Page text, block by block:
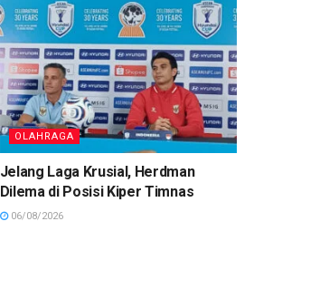
OLAHRAGA
Jelang Laga Krusial, Herdman
Dilema di Posisi Kiper Timnas
06/08/2026